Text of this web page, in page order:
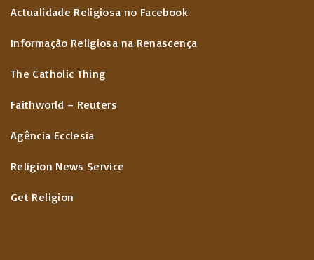
Actualidade Religiosa no Facebook
Informação Religiosa na Renascença
The Catholic Thing
Faithworld – Reuters
Agência Ecclesia
Religion News Service
Get Religion